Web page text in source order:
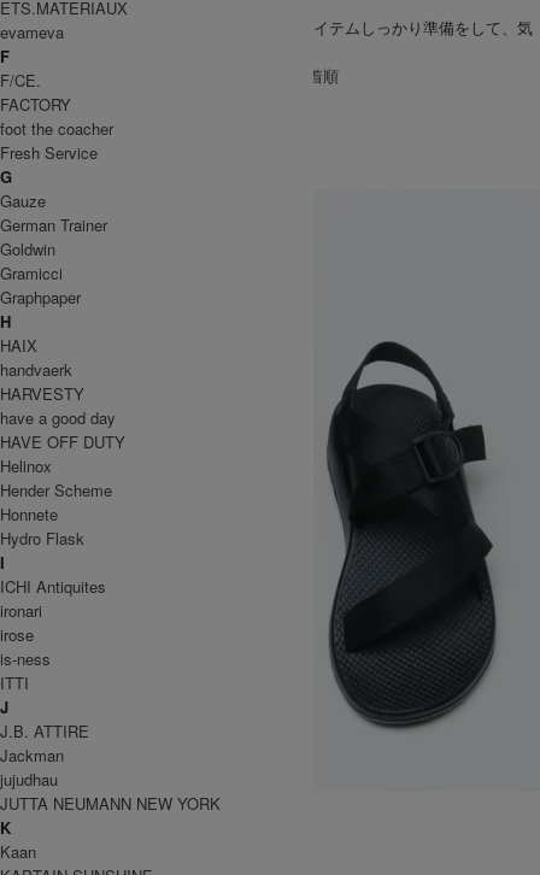
海に、川に、プールに！オシャレで便利なアイテムしっかり準備をして、気
分を上げて、夏を楽しみましょう！
[ 並び順を変更 ] -
新着順
全 [60] 商品中 [1-30] を表示
1 2 次のページへ
Chaco
チャコ
Ms Z1 CLASSIC #Black
14,960円(税込)
THE NORTH FACE
ETS.MATERIAUX
evameva
F
F/CE.
FACTORY
foot the coacher
Fresh Service
G
Gauze
German Trainer
Goldwin
Gramicci
Graphpaper
H
HAIX
handvaerk
HARVESTY
have a good day
HAVE OFF DUTY
Helinox
Hender Scheme
Honnete
Hydro Flask
I
ICHI Antiquites
ironari
irose
is-ness
ITTI
J
J.B. ATTIRE
Jackman
jujudhau
JUTTA NEUMANN NEW YORK
K
Kaan